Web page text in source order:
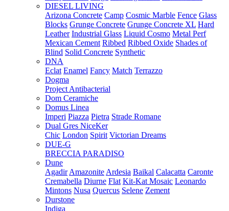
DIESEL LIVING
Arizona Concrete Camp Cosmic Marble Fence Glass
Blocks Grunge Concrete Grunge Concrete XL Hard
Leather Industrial Glass Liquid Cosmo Metal Perf
Mexican Cement Ribbed Ribbed Oxide Shades of
Blind Solid Concrete Synthetic
DNA
Eclat Enamel Fancy Match Terrazzo
Dogma
Project Antibacterial
Dom Ceramiche
Domus Linea
Imperi Piazza Pietra Strade Romane
Dual Gres NiceKer
Chic London Spirit Victorian Dreams
DUE-G
BRECCIA PARADISO
Dune
Agadir Amazonite Ardesia Baikal Calacatta Caronte
Cremabella Diurne Flat Kit-Kat Mosaic Leonardo
Mintons Nusa Quercus Selene Zement
Durstone
Indiga